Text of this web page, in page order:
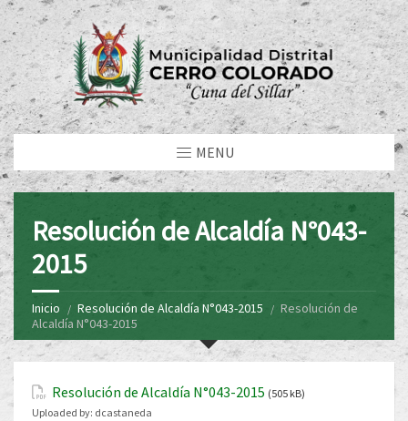
MENU
Resolución de Alcaldía N°043-
2015
Inicio Resolución de Alcaldía N°043-2015
Resolución de
Alcaldía N°043-2015
Resolución de Alcaldía N°043-2015 (505 kB)
Uploaded by: dcastaneda